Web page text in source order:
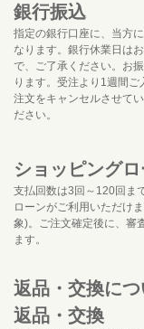
銀行振込
指定の銀行口座に、当方
なります。銀行休業日は
で、ご了承ください。お
ります。受注より1週間
注文をキャンセルさせて
ださい。
ショッピング
支払回数は3回～120回ま
ローンがご利用いただけ
象)。ご注文確定後に、審
ます。
返品・交換につ
返品・交換